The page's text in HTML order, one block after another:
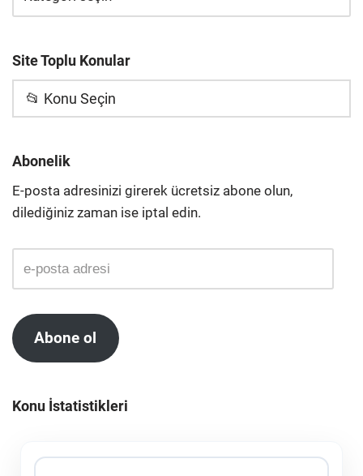
Site Toplu Konular
📂 Konu Seçin
Abonelik
E-posta adresinizi girerek ücretsiz abone olun,
dilediğiniz zaman ise iptal edin.
Abone ol
Konu İstatistikleri